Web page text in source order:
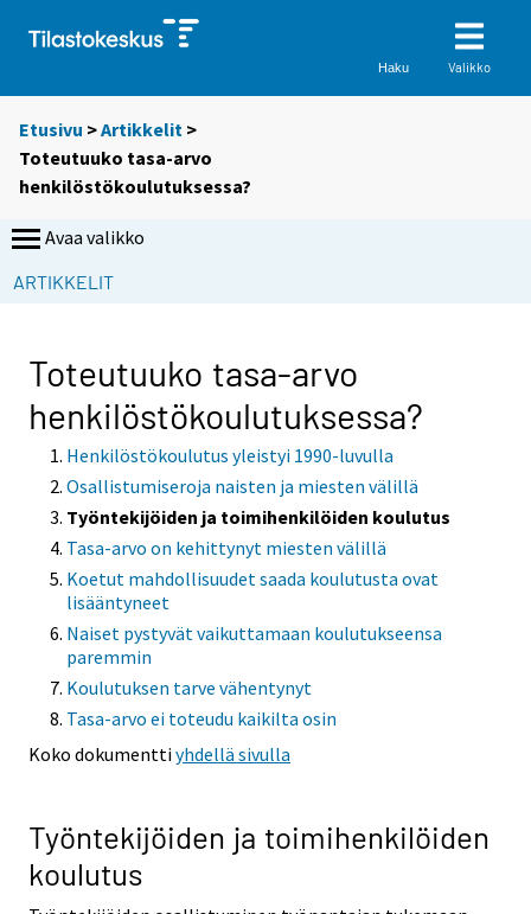
Haku Valikko
Etusivu >Artikkelit >
Toteutuuko tasa-arvo
henkilöstökoulutuksessa?
Avaa valikko
ARTIKKELIT
Toteutuuko tasa-arvo
henkilöstökoulutuksessa?
Henkilöstökoulutus yleistyi 1990-luvulla
Osallistumiseroja naisten ja miesten välillä
Työntekijöiden ja toimihenkilöiden koulutus
Tasa-arvo on kehittynyt miesten välillä
Koetut mahdollisuudet saada koulutusta ovat
lisääntyneet
Naiset pystyvät vaikuttamaan koulutukseensa
paremmin
Koulutuksen tarve vähentynyt
Tasa-arvo ei toteudu kaikilta osin
Koko dokumenttiyhdellä sivulla
Työntekijöiden ja toimihenkilöiden
koulutus